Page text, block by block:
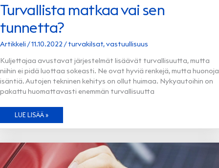
Turvallista matkaa vai sen
tunnetta?
Artikkeli /11.10.2022 /turvakilsat,vastuullisuus
Kuljettajaa avustavat järjestelmät lisäävät turvallisuutta, mutta
niihin ei pidä luottaa sokeasti. Ne ovat hyviä renkejä, mutta huonoja
isäntiä. Autojen tekninen kehitys on ollut huimaa. Nykyautoihin on
pakattu huomattavasti enemmän turvallisuutta
TURVALLISTA
VAI
LUE LISÄÄ »